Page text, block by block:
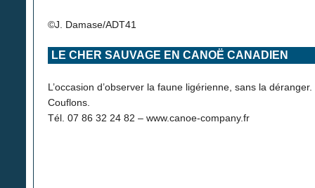
©J. Damase/ADT41
LE CHER SAUVAGE EN CANOË CANADIEN
L’occasion d’observer la faune ligérienne, sans la
Couflons.
Tél. 07 86 32 24 82 – www.canoe-company.fr